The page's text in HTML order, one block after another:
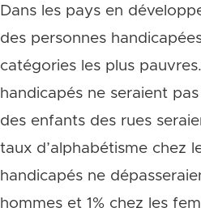
Dans les pays en
des personnes
catégories les plus
handicapés ne seraient
des enfants des rues
taux d’alphabétisme chez
handicapés ne
hommes et 1% chez les